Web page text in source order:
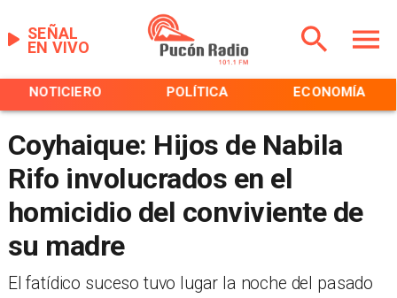
EN VIVO
SEÑAL
NOTICIERO POLÍTICA ECONOMÍA
Coyhaique: Hijos de Nabila
Rifo involucrados en el
homicidio del conviviente de
su madre
​El fatídico suceso tuvo lugar la noche del pasado